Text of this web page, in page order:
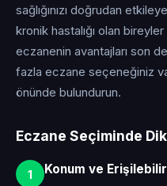
sağlığınızı doğrudan
kronik hastalığı olan
eczanenin avantajları son
fazla eczane seçeneğiniz
önünde bulundurun.
Eczane Seçiminde
1 Konum ve